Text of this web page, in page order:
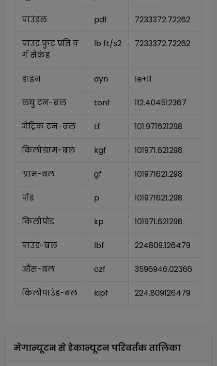
पाउंडल pdl 7233372.72262
पाउंड फुट प्रति व
र्ग सेकंड
lb ft/s2 7233372.72262
डाइन dyn 1e+11
लघु टन-बल tonf 112.404512367
मेट्रिक टन-बल tf 101.971621298
किलोग्राम-बल kgf 101971.621298
ग्राम-बल gf 101971621.298
पोंड p 101971621.298
किलोपोंड kp 101971.621298
पाउंड-बल lbf 224809.126479
औंस-बल ozf 3596946.02366
किलोपाउंड-बल kipf 224.809126479
मेगान्यूटनसेडेकान्यूटनपरिवर्तक तालिका